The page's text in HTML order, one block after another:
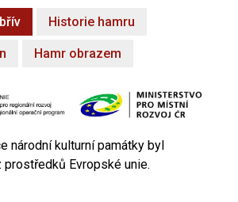
Historie hamru
Hamr obrazem
národní kulturní památky byl
Evropské unie.